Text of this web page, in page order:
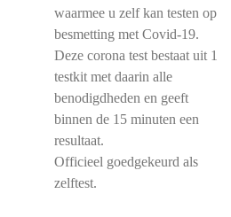
waarmee u zelf kan testen op
besmetting met Covid-19.
Deze corona test bestaat uit 1
testkit met daarin alle
benodigdheden en geeft
binnen de 15 minuten een
resultaat.
Officieel goedgekeurd als
zelftest.